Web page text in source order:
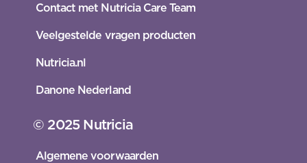
Contact met Nutricia Care Team
Veelgestelde vragen producten
Nutricia.nl
Danone Nederland
© 2025 Nutricia
Algemene voorwaarden